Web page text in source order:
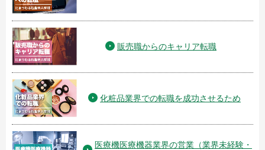
販売職からのキャリア転職
化粧品業界での転職を成功させるため
医療機医療機器業界の営業（業界未経験・